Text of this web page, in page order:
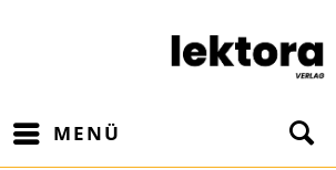
MENÜ